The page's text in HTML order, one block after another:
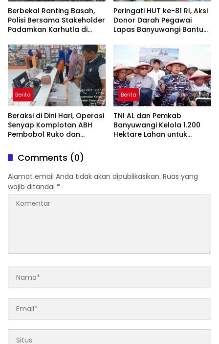
Berbekal Ranting Basah,
Polisi Bersama Stakeholder
Padamkan Karhutla di
Trenggalek
Peringati HUT ke-81 RI, Aksi
Donor Darah Pegawai
Lapas Banyuwangi Bantu
Berita
Beraksi di Dini Hari, Operasi
Senyap Komplotan ABH
Pembobol Ruko dan
Macan Blambangan
Berita
TNI AL dan Pemkab
Banyuwangi Kelola 1.200
Hektare Lahan untuk
Comments (0)
Alamat email Anda tidak akan dipublikasikan. Ruas yang
wajib ditandai *